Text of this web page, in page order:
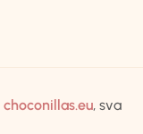
choconillas.eu, sva